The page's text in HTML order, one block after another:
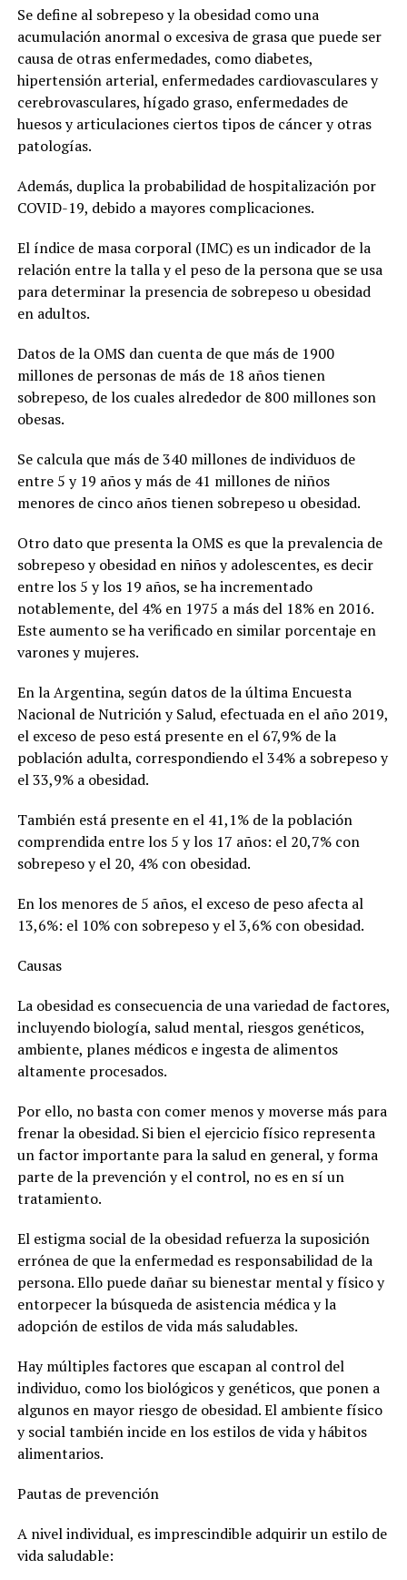
Se define al sobrepeso y la obesidad como una
acumulación anormal o excesiva de grasa que puede ser
causa de otras enfermedades, como diabetes,
hipertensión arterial, enfermedades cardiovasculares y
cerebrovasculares, hígado graso, enfermedades de
huesos y articulaciones ciertos tipos de cáncer y otras
patologías.
Además, duplica la probabilidad de hospitalización por
COVID-19, debido a mayores complicaciones.
El índice de masa corporal (IMC) es un indicador de la
relación entre la talla y el peso de la persona que se usa
para determinar la presencia de sobrepeso u obesidad
en adultos.
Datos de la OMS dan cuenta de que más de 1900
millones de personas de más de 18 años tienen
sobrepeso, de los cuales alrededor de 800 millones son
obesas.
Se calcula que más de 340 millones de individuos de
entre 5 y 19 años y más de 41 millones de niños
menores de cinco años tienen sobrepeso u obesidad.
Otro dato que presenta la OMS es que la prevalencia de
sobrepeso y obesidad en niños y adolescentes, es decir
entre los 5 y los 19 años, se ha incrementado
notablemente, del 4% en 1975 a más del 18% en 2016.
Este aumento se ha verificado en similar porcentaje en
varones y mujeres.
En la Argentina, según datos de la última Encuesta
Nacional de Nutrición y Salud, efectuada en el año 2019,
el exceso de peso está presente en el 67,9% de la
población adulta, correspondiendo el 34% a sobrepeso y
el 33,9% a obesidad.
También está presente en el 41,1% de la población
comprendida entre los 5 y los 17 años: el 20,7% con
sobrepeso y el 20, 4% con obesidad.
En los menores de 5 años, el exceso de peso afecta al
13,6%: el 10% con sobrepeso y el 3,6% con obesidad.
Causas
La obesidad es consecuencia de una variedad de factores,
incluyendo biología, salud mental, riesgos genéticos,
ambiente, planes médicos e ingesta de alimentos
altamente procesados.
Por ello, no basta con comer menos y moverse más para
frenar la obesidad. Si bien el ejercicio físico representa
un factor importante para la salud en general, y forma
parte de la prevención y el control, no es en sí un
tratamiento.
El estigma social de la obesidad refuerza la suposición
errónea de que la enfermedad es responsabilidad de la
persona. Ello puede dañar su bienestar mental y físico y
entorpecer la búsqueda de asistencia médica y la
adopción de estilos de vida más saludables.
Hay múltiples factores que escapan al control del
individuo, como los biológicos y genéticos, que ponen a
algunos en mayor riesgo de obesidad. El ambiente físico
y social también incide en los estilos de vida y hábitos
alimentarios.
Pautas de prevención
A nivel individual, es imprescindible adquirir un estilo de
vida saludable: